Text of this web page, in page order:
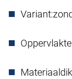
Variant: